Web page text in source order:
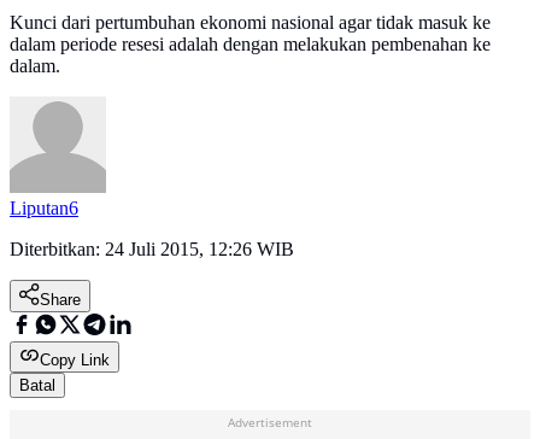
Kunci dari pertumbuhan ekonomi nasional agar tidak masuk ke
dalam periode resesi adalah dengan melakukan pembenahan ke
dalam.
Liputan6
Diterbitkan: 24 Juli 2015, 12:26 WIB
Share
Copy Link
Batal
Advertisement